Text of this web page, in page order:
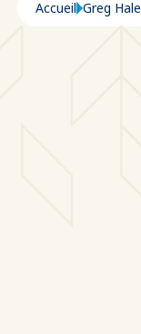
Fil d'Ariane
Accueil Greg Hale